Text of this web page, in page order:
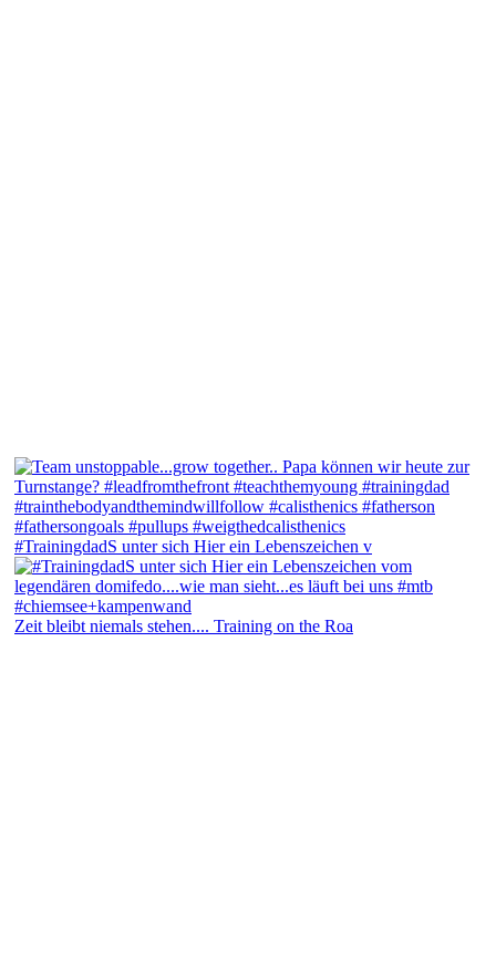
#TrainingdadS unter sich Hier ein Lebenszeichen v
Zeit bleibt niemals stehen.... Training on the Roa